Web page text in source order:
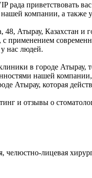
рада приветствовать
компании, а
Атырау, Казахстан и
нас людей.
в городе
нашей
Атырау, которая
и отзывы о
челюстно-лицевая